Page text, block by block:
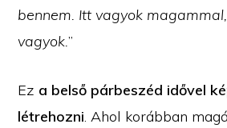
bennem. Itt vagyok
vagyok.”
Ez a belső párbeszéd idővel
létrehozni. Ahol korábban